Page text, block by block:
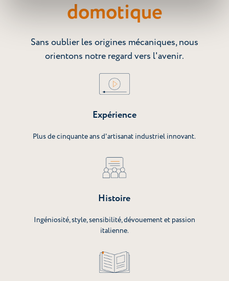
domotique
Sans oublier les origines mécaniques, nous
orientons notre regard vers l'avenir.
Expérience
Plus de cinquante ans d'artisanat industriel innovant.
Histoire
Ingéniosité, style, sensibilité, dévouement et passion
italienne.